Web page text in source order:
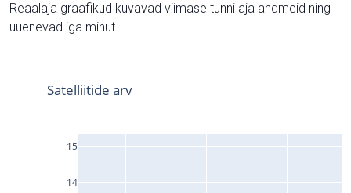
Reaalaja graafikud kuvavad viimase tunni aja andmeid ning
uuenevad iga minut.